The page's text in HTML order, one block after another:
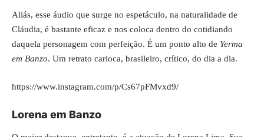
Aliás, esse áudio que surge no espetáculo, na naturalidade de
Cláudia, é bastante eficaz e nos coloca dentro do cotidiando
daquela personagem com perfeição. É um ponto alto de Yerma
em Banzo. Um retrato carioca, brasileiro, crítico, do dia a dia.
https://www.instagram.com/p/Cs67pFMvxd9/
Lorena em Banzo